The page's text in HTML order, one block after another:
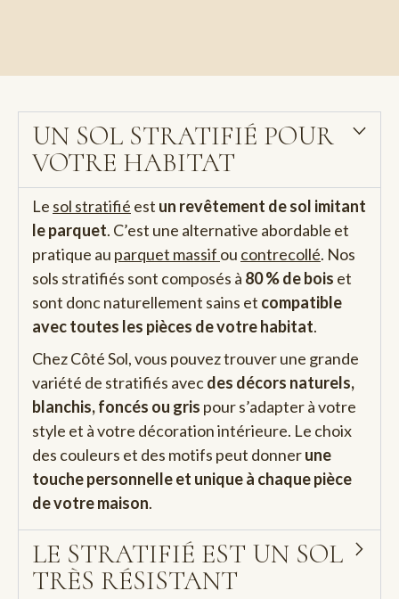
UN SOL STRATIFIÉ POUR
VOTRE HABITAT
Le sol stratifié est un revêtement de sol imitant
le parquet. C’est une alternative abordable et
pratique au parquet massif ou contrecollé. Nos
sols stratifiés sont composés à 80 % de bois et
sont donc naturellement sains et compatible
avec toutes les pièces de votre habitat.
Chez Côté Sol, vous pouvez trouver une grande
variété de stratifiés avecdes décors naturels,
blanchis, foncés ou gris pour s’adapter à votre
style et à votre décoration intérieure. Le choix
des couleurs et des motifs peut donnerune
touche personnelle et unique à chaque pièce
de votre maison.
LE STRATIFIÉ EST UN SOL
TRÈS RÉSISTANT